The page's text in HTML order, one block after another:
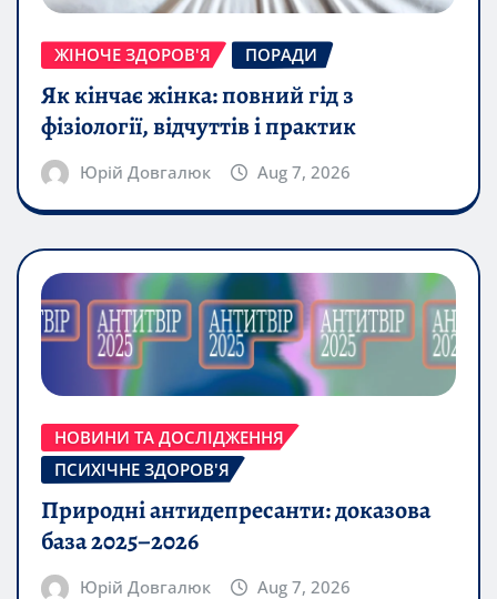
ЖІНОЧЕ ЗДОРОВ'Я ПОРАДИ
Як кінчає жінка: повний гід з
фізіології, відчуттів і практик
Юрій Довгалюк Aug 7, 2026
НОВИНИ ТА ДОСЛІДЖЕННЯ
ПСИХІЧНЕ ЗДОРОВ'Я
Природні антидепресанти: доказова
база 2025–2026
Юрій Довгалюк Aug 7, 2026